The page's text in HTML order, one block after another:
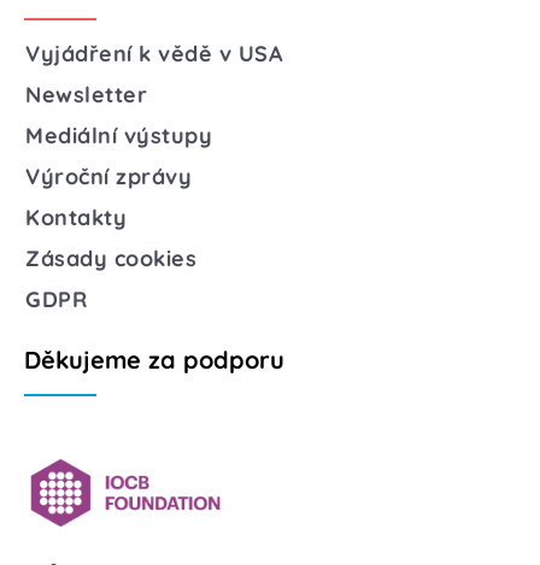
Vyjádření k vědě v USA
Newsletter
Mediální výstupy
Výroční zprávy
Kontakty
Zásady cookies
GDPR
Děkujeme za podporu